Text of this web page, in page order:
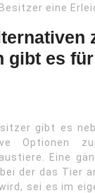
eine
gibt es
gibt es
Optionen
Eine
der das Tier
sei es im